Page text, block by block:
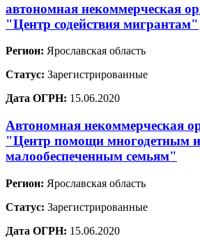
автономная некоммерческая
"Центр содействия мигрантам"
Регион: Ярославская область
Статус: Зарегистрированные
Дата ОГРН: 15.06.2020
Автономная некоммерческая
"Центр помощи многодетным и
малообеспеченным семьям"
Регион: Ярославская область
Статус: Зарегистрированные
Дата ОГРН: 15.06.2020